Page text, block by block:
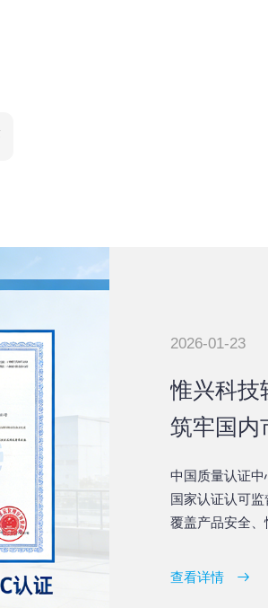
2026-01-23
惟兴科技
筑牢国内
中国质量认证
国家认证认可
覆盖产品安全
争的重要资质凭
查看详情